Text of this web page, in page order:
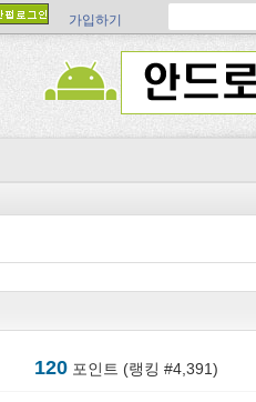
가입하기
120 포인트 (랭킹 #4,391)